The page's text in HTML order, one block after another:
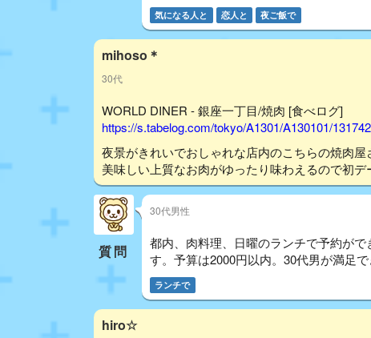
気になる人と 恋人と 夜ご飯で
mihoso＊
30代
WORLD DINER - 銀座一丁目/焼肉 [食べログ]
https://s.tabelog.com/tokyo/A1301/A130101/
夜景がきれいでおしゃれな店内のこちらの焼肉屋
美味しい上質なお肉がゆったり味わえるので初デ
質問
30代男性
都内、肉料理、日曜のランチで予約が
す。予算は2000円以内。30代男が満足
ランチで
hiro☆